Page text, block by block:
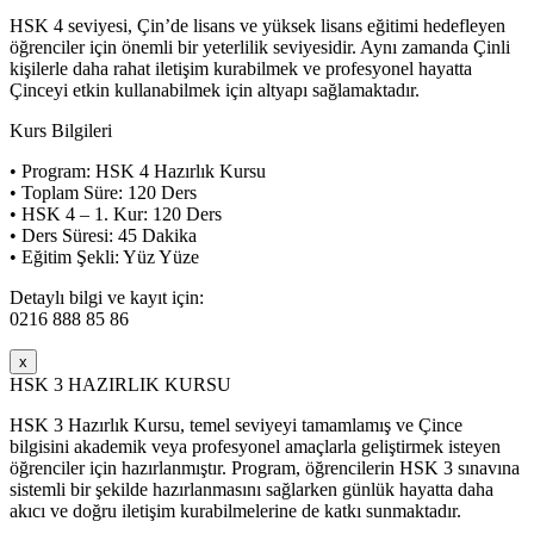
HSK 4 seviyesi, Çin’de lisans ve yüksek lisans eğitimi hedefleyen
öğrenciler için önemli bir yeterlilik seviyesidir. Aynı zamanda Çinli
kişilerle daha rahat iletişim kurabilmek ve profesyonel hayatta
Çinceyi etkin kullanabilmek için altyapı sağlamaktadır.
Kurs Bilgileri
• Program: HSK 4 Hazırlık Kursu
• Toplam Süre: 120 Ders
• HSK 4 – 1. Kur: 120 Ders
• Ders Süresi: 45 Dakika
• Eğitim Şekli: Yüz Yüze
Detaylı bilgi ve kayıt için:
0216 888 85 86
x
HSK 3 HAZIRLIK KURSU
HSK 3 Hazırlık Kursu, temel seviyeyi tamamlamış ve Çince
bilgisini akademik veya profesyonel amaçlarla geliştirmek isteyen
öğrenciler için hazırlanmıştır. Program, öğrencilerin HSK 3 sınavına
sistemli bir şekilde hazırlanmasını sağlarken günlük hayatta daha
akıcı ve doğru iletişim kurabilmelerine de katkı sunmaktadır.